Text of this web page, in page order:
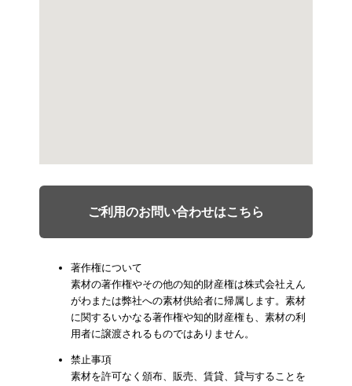
ご利用のお問い合わせはこちら
著作権について
素材の著作権やその他の知的財産権は株式会社えん
がわまたは弊社への素材供給者に帰属します。素材
に関するいかなる著作権や知的財産権も、素材の利
用者に譲渡されるものではありません。
禁止事項
素材を許可なく頒布、販売、賃貸、貸与することを